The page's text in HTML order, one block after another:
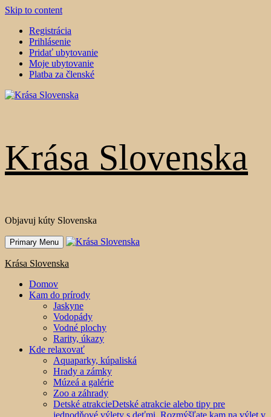
Skip to content
Registrácia
Prihlásenie
Pridať ubytovanie
Moje ubytovanie
Platba za členské
Krása Slovenska
Objavuj kúty Slovenska
Primary Menu
Krása Slovenska
Domov
Kam do prírody
Jaskyne
Vodopády
Vodné plochy
Rarity, úkazy
Kde relaxovať
Aquaparky, kúpaliská
Hrady a zámky
Múzeá a galérie
Zoo a záhrady
Detské atrakcieDetské atrakcie alebo tipy pre
jednodňové výlety s deťmi. Rozmýšľate kam na výlet v